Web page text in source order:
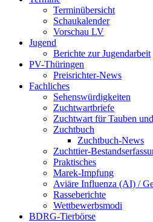
Terminübersicht
Schaukalender
Vorschau LV
Jugend
Berichte zur Jugendarbeit
PV-Thüringen
Preisrichter-News
Fachliches
Sehenswürdigkeiten
Zuchtwartbriefe
Zuchtwart für Tauben
Zuchtbuch
Zuchtbuch-News
Zuchttier-
Praktisches
Marek-Impfung
Aviäre Influenza (AI) /
Rasseberichte
Wettbewerbsmodi
BDRG-Tierbörse